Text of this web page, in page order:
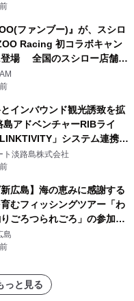
ファンブー)』が、スシロ
Racing 初コラボキャン
登場 全国のスシロー店舗で
の FUNBOO(ミニカー)付き
展開されます
インバウンド観光誘致を拡
島アドベンチャーRIBライ
」システム連携を
ト淡路島株式会社
新広島】海の恵みに感謝する
むフィッシングツアー「わ
ごろつられごろ」の参加小
島
っと見る